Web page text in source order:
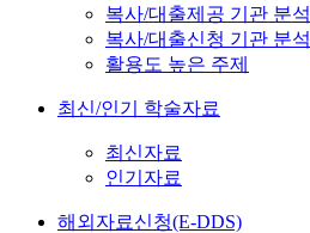
복사/대출제공 기관 분석
복사/대출신청 기관 분석
활용도 높은 주제
최신/인기 학술자료
최신자료
인기자료
해외자료신청(E-DDS)